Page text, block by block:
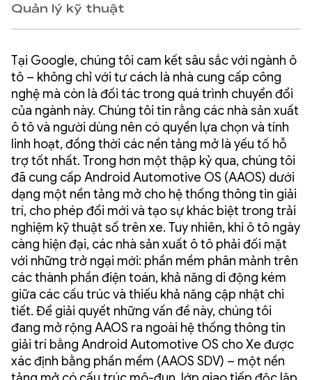
Quản lý kỹ thuật
Tại Google, chúng tôi cam kết sâu sắc với ngành ô
tô – không chỉ với tư cách là nhà cung cấp công
nghệ mà còn là đối tác trong quá trình chuyển đổi
của ngành này. Chúng tôi tin rằng các nhà sản xuất
ô tô và người dùng nên có quyền lựa chọn và tính
linh hoạt, đồng thời các nền tảng mở là yếu tố hỗ
trợ tốt nhất. Trong hơn một thập kỷ qua, chúng tôi
đã cung cấp Android Automotive OS (AAOS) dưới
dạng một nền tảng mở cho hệ thống thông tin giải
trí, cho phép đổi mới và tạo sự khác biệt trong trải
nghiệm kỹ thuật số trên xe. Tuy nhiên, khi ô tô ngày
càng hiện đại, các nhà sản xuất ô tô phải đối mặt
với những trở ngại mới: phần mềm phân mảnh trên
các thành phần điện toán, khả năng di động kém
giữa các cấu trúc và thiếu khả năng cập nhật chi
tiết. Để giải quyết những vấn đề này, chúng tôi
đang mở rộng AAOS ra ngoài hệ thống thông tin
giải trí bằng Android Automotive OS cho Xe được
xác định bằng phần mềm (AAOS SDV) – một nền